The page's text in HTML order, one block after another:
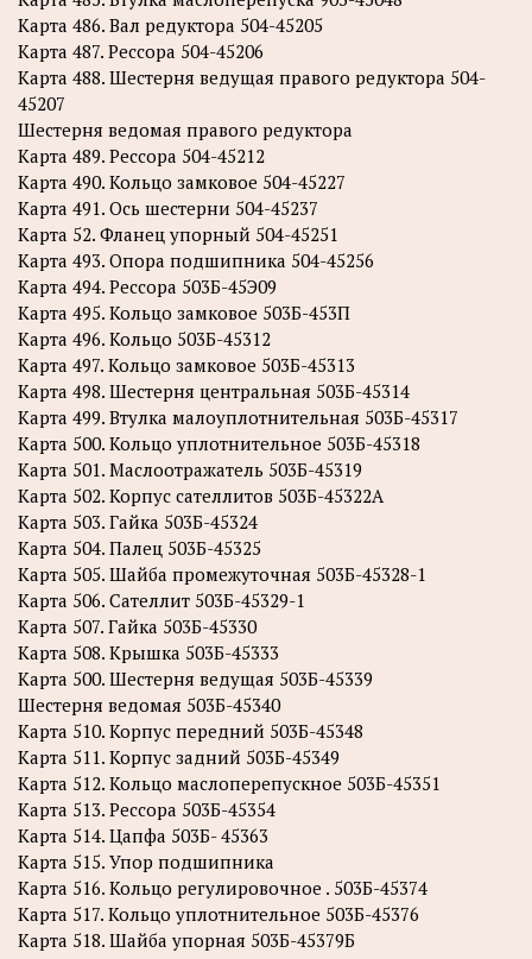
Карта 486. Вал редуктора 504-45205
Карта 487. Рессора 504-45206
Карта 488. Шестерня ведущая правого редуктора 504-
45207
Шестерня ведомая правого редуктора
Карта 489. Рессора 504-45212
Карта 490. Кольцо замковое 504-45227
Карта 491. Ось шестерни 504-45237
Карта 52. Фланец упорный 504-45251
Карта 493. Опора подшипника 504-45256
Карта 494. Рессора 503Б-45Э09
Карта 495. Кольцо замковое 503Б-453П
Карта 496. Кольцо 503Б-45312
Карта 497. Кольцо замковое 503Б-45313
Карта 498. Шестерня центральная 503Б-45314
Карта 499. Втулка малоуплотнительная 503Б-45317
Карта 500. Кольцо уплотнительное 503Б-45318
Карта 501. Маслоотражатель 503Б-45319
Карта 502. Корпус сателлитов 503Б-45322А
Карта 503. Гайка 503Б-45324
Карта 504. Палец 503Б-45325
Карта 505. Шайба промежуточная 503Б-45328-1
Карта 506. Сателлит 503Б-45329-1
Карта 507. Гайка 503Б-45330
Карта 508. Крышка 503Б-45333
Карта 500. Шестерня ведущая 503Б-45339
Шестерня ведомая 503Б-45340
Карта 510. Корпус передний 503Б-45348
Карта 511. Корпус задний 503Б-45349
Карта 512. Кольцо маслоперепускное 503Б-45351
Карта 513. Рессора 503Б-45354
Карта 514. Цапфа 503Б- 45363
Карта 515. Упор подшипника
Карта 516. Кольцо регулировочное . 503Б-45374
Карта 517. Кольцо уплотнительное 503Б-45376
Карта 518. Шайба упорная 503Б-45379Б